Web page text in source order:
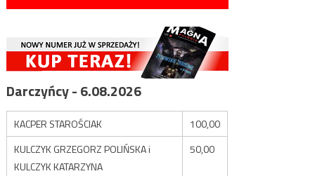
Darczyńcy - 6.08.2026
KACPER STAROŚCIAK
100,00
KULCZYK GRZEGORZ POLIŃSKA i
KULCZYK KATARZYNA
50,00